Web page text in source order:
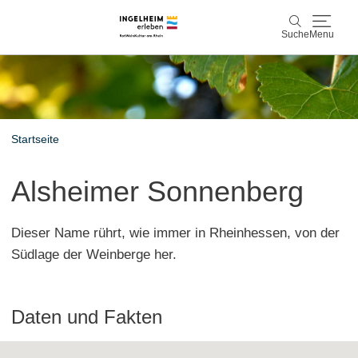
Suche Menu
Suche
Entdecken & Erleben
Info & Service
Startseite
Alsheimer Sonnenberg
Dieser Name rührt, wie immer in Rheinhessen, von der
Südlage der Weinberge her.
Daten und Fakten